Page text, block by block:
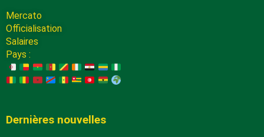
Mercato
Officialisation
Salaires
Pays :
Dernières nouvelles